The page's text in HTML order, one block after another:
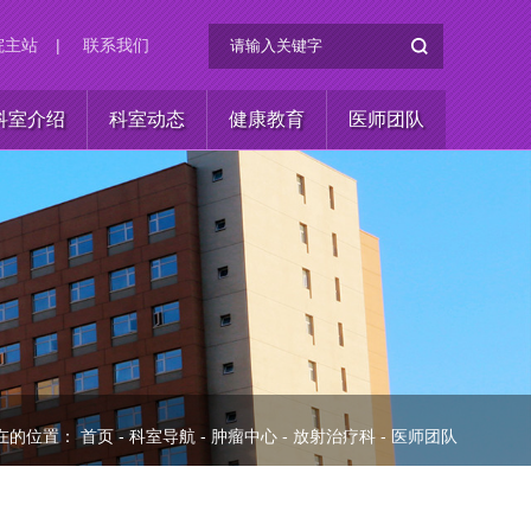
主站 | 联系我们
室介绍 科室动态 健康教育 医师团队
的位置：首页-科室导航 - 肿瘤中心 - 放射治疗科 - 医师团队